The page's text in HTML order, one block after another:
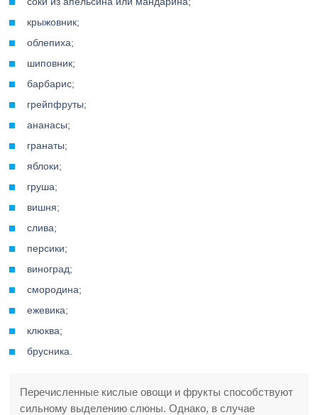
крыжовник;
облепиха;
шиповник;
барбарис;
грейпфруты;
ананасы;
гранаты;
яблоки;
груша;
вишня;
слива;
персики;
виноград;
смородина;
ежевика;
клюква;
брусника.
Перечисленные кислые овощи и фрукты способствуют
сильному выделению слюны. Однако, в случае